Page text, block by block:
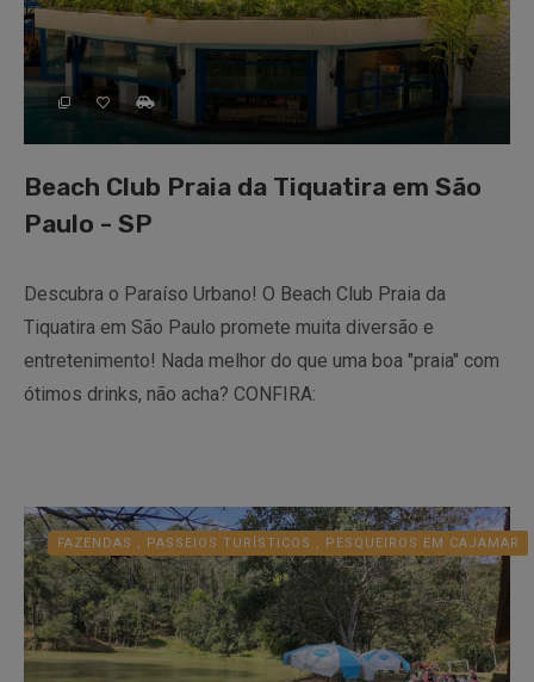
Beach Club Praia da Tiquatira em São
Paulo - SP
Descubra o Paraíso Urbano! O Beach Club Praia da
Tiquatira em São Paulo promete muita diversão e
entretenimento! Nada melhor do que uma boa "praia" com
ótimos drinks, não acha? CONFIRA:
FAZENDAS , PASSEIOS TURÍSTICOS , PESQUEIROS EM CAJAMAR